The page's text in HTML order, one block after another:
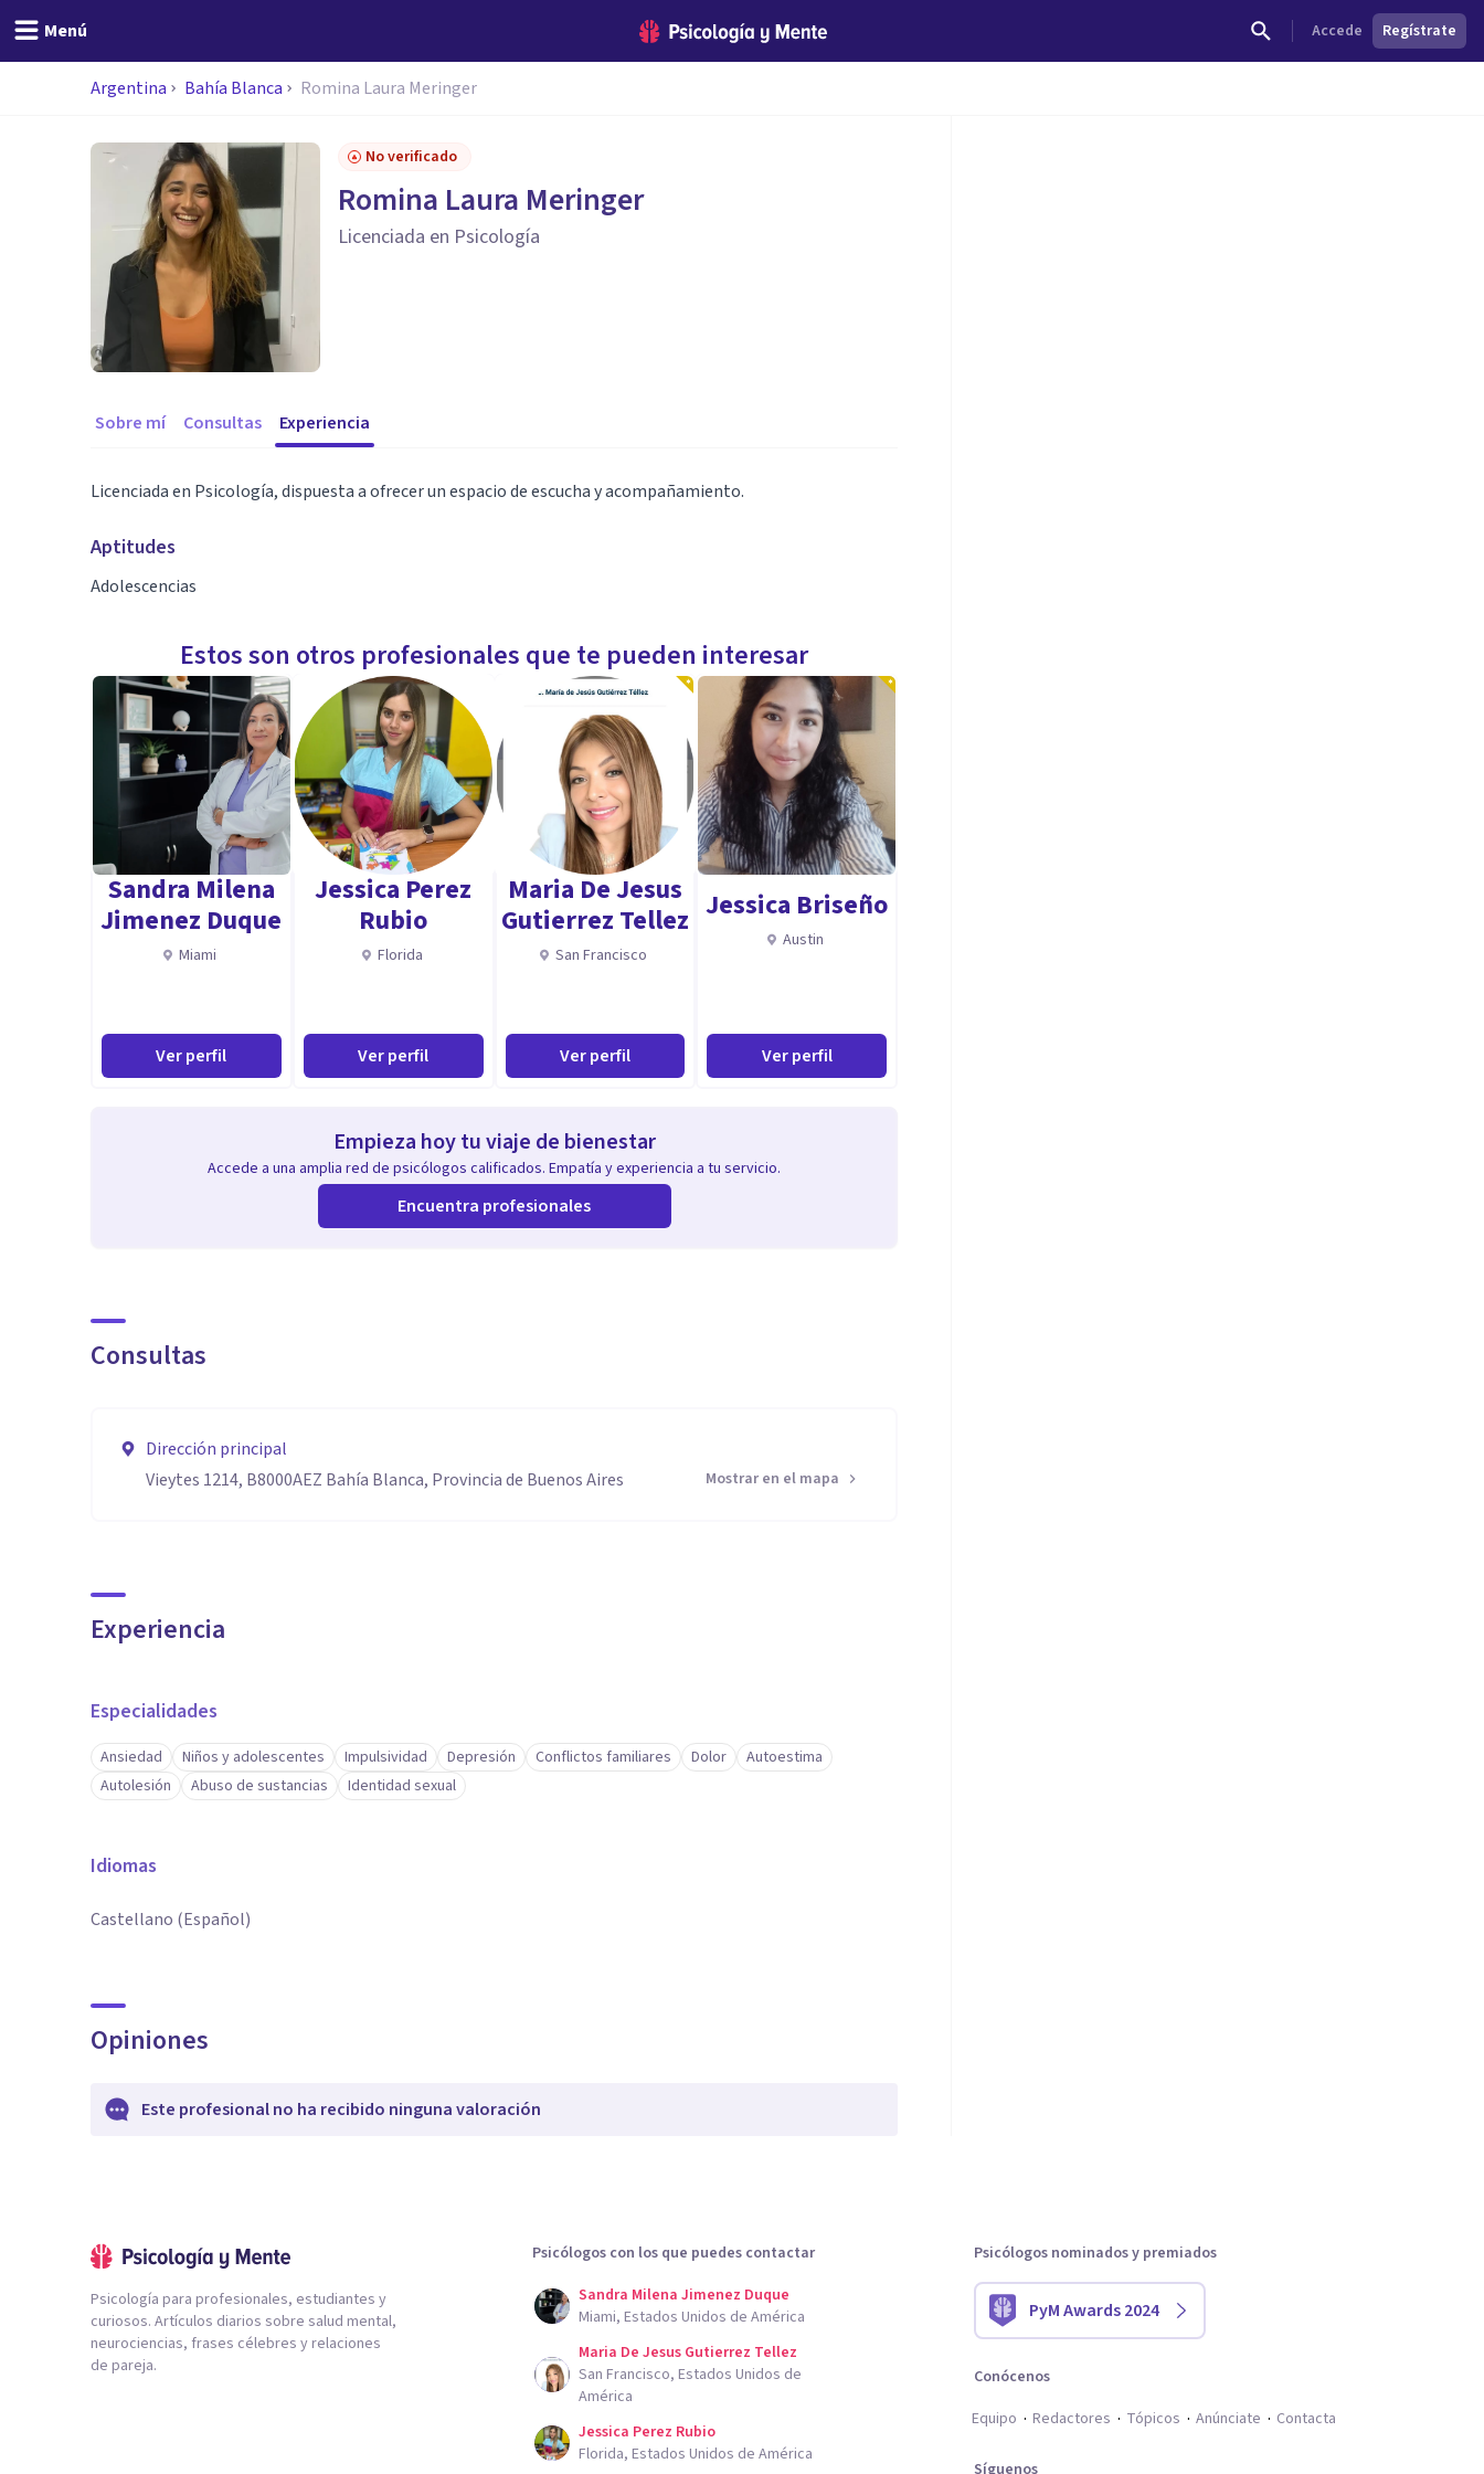
Menú Accede Regístrate
Argentina Bahía Blanca Romina Laura Meringer
No verificado
Romina Laura Meringer
Licenciada en Psicología
Sobre mí Consultas Experiencia
Licenciada en Psicología, dispuesta a ofrecer un espacio de escucha y acompañamiento.
Aptitudes
Adolescencias
Estos son otros profesionales que te pueden interesar
Sandra Milena
Jimenez Duque
Miami
Ver perfil
Jessica Perez
Rubio
Florida
Ver perfil
Maria De Jesus
Gutierrez Tellez
San Francisco
Ver perfil
Jessica Briseño
Austin
Ver perfil
Empieza hoy tu viaje de bienestar
Accede a una amplia red de psicólogos calificados. Empatía y experiencia a tu servicio.
Encuentra profesionales
Consultas
Dirección principal
Vieytes 1214, B8000AEZ Bahía Blanca, Provincia de Buenos Aires
Mostrar en el mapa
Experiencia
Especialidades
Ansiedad Niños y adolescentes Impulsividad Depresión Conflictos familiares Dolor
Autoestima
Autolesión
Abuso de sustancias Identidad sexual
Idiomas
Castellano (Español)
Opiniones
Este profesional no ha recibido ninguna valoración
Psicología para profesionales, estudiantes y
curiosos. Artículos diarios sobre salud mental,
neurociencias, frases célebres y relaciones
de pareja.
Psicólogos con los que puedes contactar
Sandra Milena Jimenez Duque
Miami, Estados Unidos de América
Maria De Jesus Gutierrez Tellez
San Francisco, Estados Unidos de
América
Jessica Perez Rubio
Florida, Estados Unidos de América
Psicólogos nominados y premiados
PyM Awards 2024
Conócenos
Equipo
Redactores Tópicos Anúnciate Contacta
Síguenos